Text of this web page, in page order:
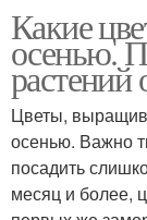
Какие
осенью.
растений
Цветы,
осенью. Важно
посадить
месяц и более,